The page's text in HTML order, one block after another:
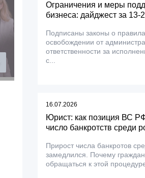
Ограничения и меры
бизнеса: дайджест за 13-
Подписаны законы о
освобождении от
ответственности за
с...
16.07.2026
Юрист: как позиция ВС
число банкротств среди
Прирост числа банкротов
замедлился. Почему
обращаться к этой